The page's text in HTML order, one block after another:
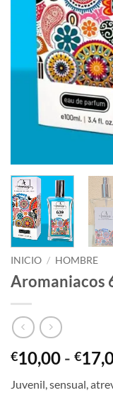
INICIO / HOMBRE
Aromaniacos
€10,00 - €
Juvenil, sensual,